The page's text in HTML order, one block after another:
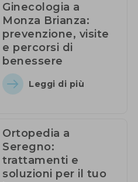
Ginecologia a
Monza Brianza:
prevenzione, visite
e percorsi di
benessere
Leggi di più
Ortopedia a
Seregno:
trattamenti e
soluzioni per il tuo